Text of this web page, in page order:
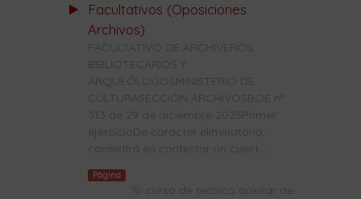
Facultativos (Oposiciones
Archivos)
FACULTATIVO DE ARCHIVEROS,
BIBLIOTECARIOS Y
ARQUEÓLOGOSMINISTERIO DE
CULTURASECCIÓN ARCHIVOSBOE nº
313 de 29 de diciembre 2025Primer
ejercicioDe carácter eliminatorio,
consistirá en contestar un cuest...
Página
curso de tecnico auxiliar de